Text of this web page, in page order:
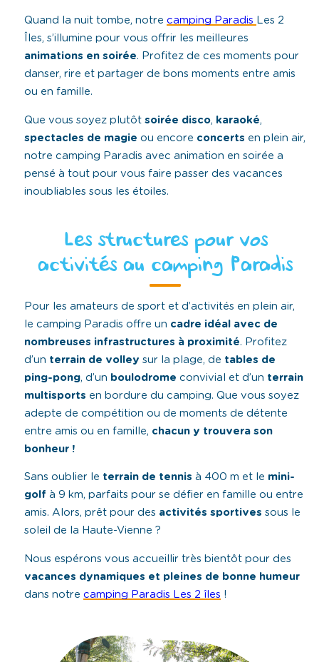
Quand la nuit tombe, notre camping Paradis Les 2
Îles, s’illumine pour vous offrir les meilleures
animations en soirée. Profitez de ces moments pour
danser, rire et partager de bons moments entre amis
ou en famille.
Que vous soyez plutôt soirée disco, karaoké,
spectacles de magie ou encore concerts en plein air,
notre camping Paradis avec animation en soirée a
pensé à tout pour vous faire passer des vacances
inoubliables sous les étoiles.
Les structures pour vos
activités au camping Paradis
Pour les amateurs de sport et d’activités en plein air,
le camping Paradis offre un cadre idéal avec de
nombreuses infrastructures à proximité. Profitez
d’un terrain de volley sur la plage, de tables de
ping-pong, d’un boulodrome convivial et d’un terrain
multisports en bordure du camping. Que vous soyez
adepte de compétition ou de moments de détente
entre amis ou en famille, chacun y trouvera son
bonheur !
Sans oublier le terrain de tennis à 400 m et le mini-
golf à 9 km, parfaits pour se défier en famille ou entre
amis. Alors, prêt pour des activités sportives sous le
soleil de la Haute-Vienne ?
Nous espérons vous accueillir très bientôt pour des
vacances dynamiques et pleines de bonne humeur
dans notre camping Paradis Les 2 îles !